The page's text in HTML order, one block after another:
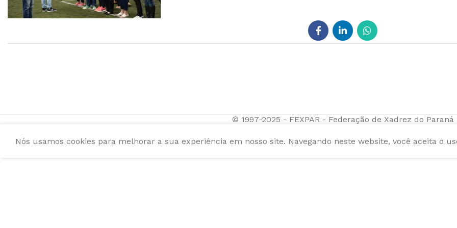
© 1997-2025 - FEXPAR - Federação de Xadrez do Paraná
Nós usamos cookies para melhorar a sua experiência em nosso site. Navegando neste website, você aceita o